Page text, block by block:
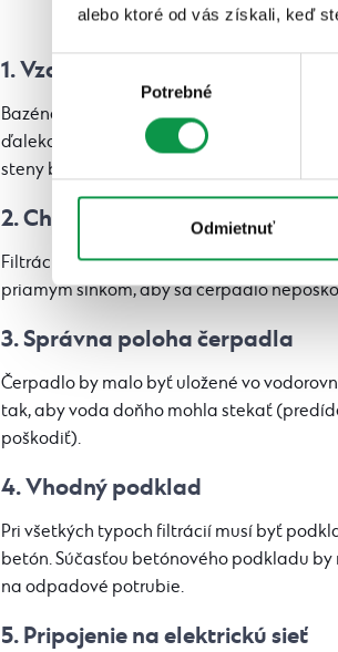
alebo ktoré od vás získali, keď
Výber
Potrebné
Odmietnuť
5 pravidiel na
1. Vzdialenosť od bazéna
Bazénová filtrácia by nemala byť ani príliš
ďaleko od bazéna (aby nedochádzalo k
steny bazéna je 3 metre.
2. Chránený a prístupný priestor
Filtrácia by mala byť na miestne, ktoré je
priamym slnkom, aby sa čerpadlo
3. Správna poloha čerpadla
Čerpadlo by malo byť uložené vo
tak, aby voda doňho mohla stekať
poškodiť).
4. Vhodný podklad
Pri všetkých typoch filtrácií musí byť
betón. Súčasťou betónového podkladu
na odpadové potrubie.
5. Pripojenie na elektrickú sieť